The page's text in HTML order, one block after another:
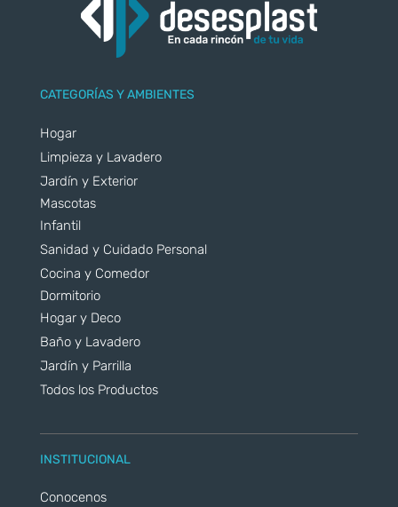
CATEGORÍAS Y AMBIENTES
Hogar
Limpieza y Lavadero
Jardín y Exterior
Mascotas
Infantil
Sanidad y Cuidado Personal
Cocina y Comedor
Dormitorio
Hogar y Deco
Baño y Lavadero
Jardín y Parrilla
Todos los Productos
INSTITUCIONAL
Conocenos